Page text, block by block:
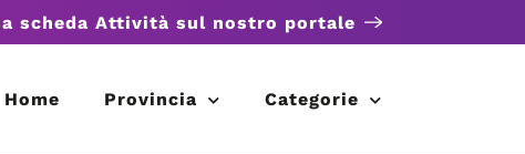
scheda Attività sul nostro portale
Home Provincia Categorie